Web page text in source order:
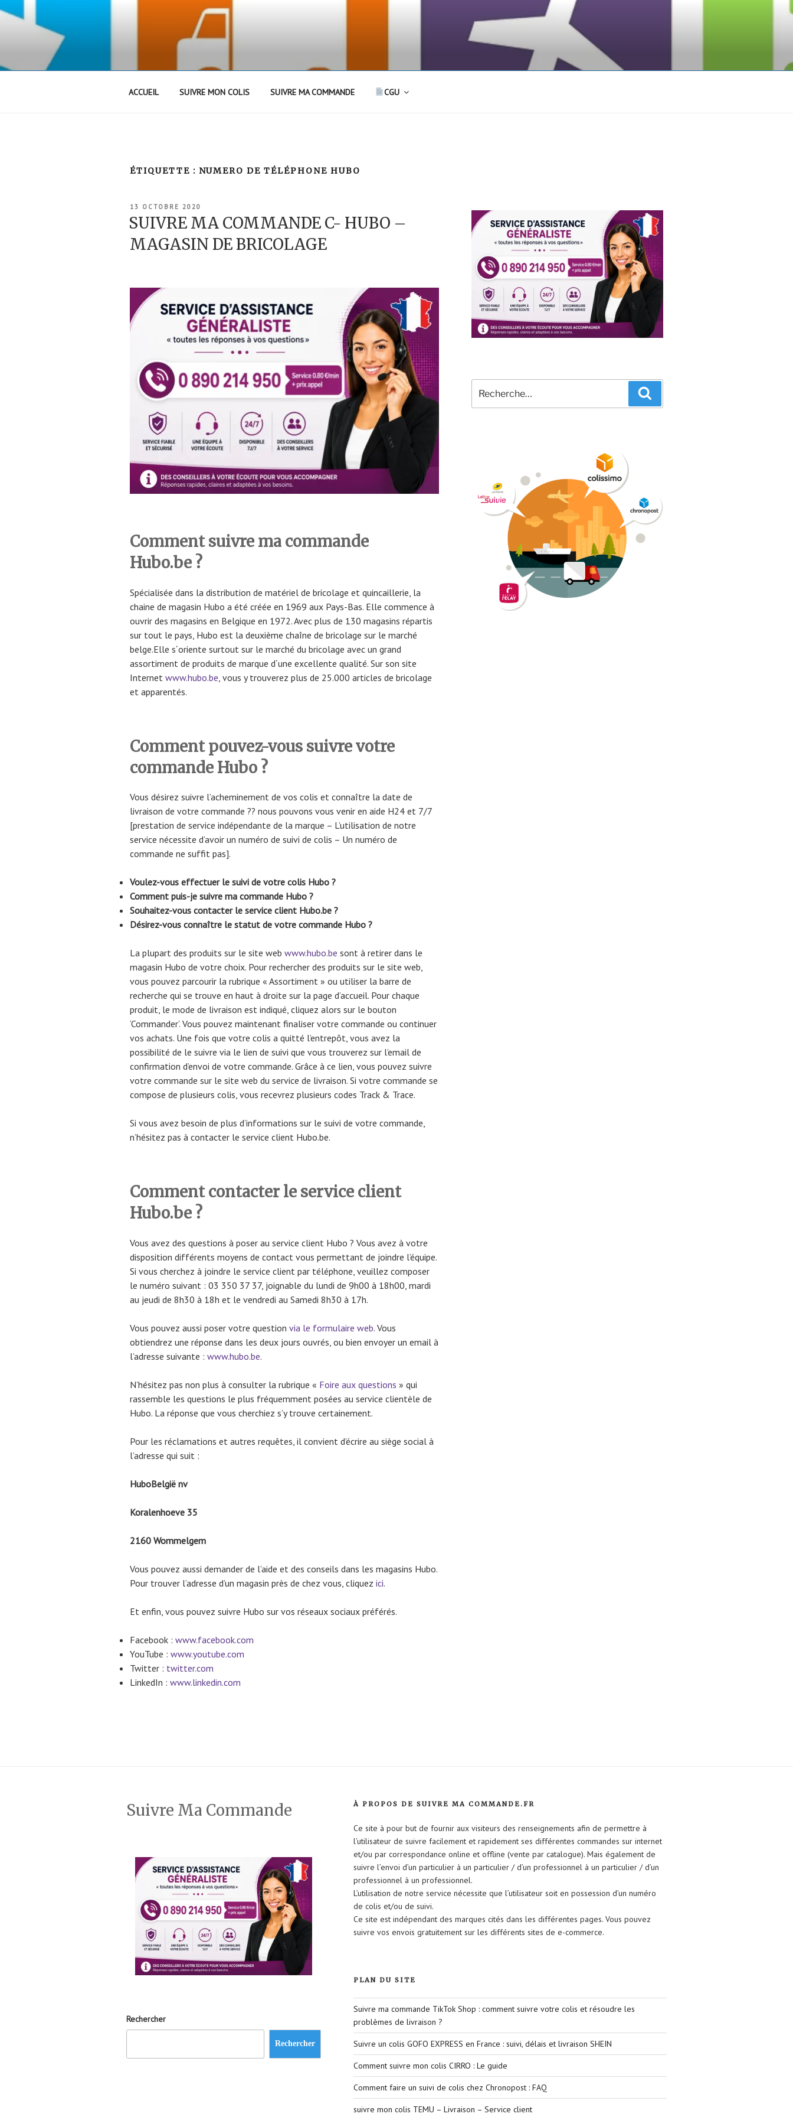
Aller
ACCUEIL SUIVRE MON COLIS SUIVRE MA COMMANDE CGU
ÉTIQUETTE : NUMERO DE TÉLÉPHONE HUBO
PUBLIÉ
LE
13 OCTOBRE 2020
SUIVRE MA COMMANDE C- HUBO –
MAGASIN DE BRICOLAGE
Comment suivre ma commande
Hubo.be ?
Spécialisée dans la distribution de matériel de bricolage et quincaillerie, la
chaine de magasin Hubo a été créée en 1969 aux Pays-Bas. Elle commence à
ouvrir des magasins en Belgique en 1972. Avec plus de 130 magasins répartis
sur tout le pays, Hubo est la deuxième chaîne de bricolage sur le marché
belge.Elle s´oriente surtout sur le marché du bricolage avec un grand
assortiment de produits de marque d´une excellente qualité. Sur son site
Internet www.hubo.be , vous y trouverez plus de 25.000 articles de bricolage
et apparentés.
Comment pouvez-vous suivre votre
commande Hubo ?
Vous désirez suivre l’acheminement de vos colis et connaître la date de
livraison de votre commande ?? nous pouvons vous venir en aide H24 et 7/7
[prestation de service indépendante de la marque – L’utilisation de notre
service nécessite d’avoir un numéro de suivi de colis – Un numéro de
commande ne suffit pas].
Voulez-vous effectuer le suivi de votre colis Hubo ?
Comment puis-je suivre ma commande Hubo ?
Souhaitez-vous contacter le service client Hubo.be ?
Désirez-vous connaître le statut de votre commande Hubo ?
La plupart des produits sur le site web www.hubo.be sont à retirer dans le
magasin Hubo de votre choix. Pour rechercher des produits sur le site web,
vous pouvez parcourir la rubrique « Assortiment » ou utiliser la barre de
recherche qui se trouve en haut à droite sur la page d’accueil. Pour chaque
produit, le mode de livraison est indiqué, cliquez alors sur le bouton
‘Commander’. Vous pouvez maintenant finaliser votre commande ou continuer
vos achats. Une fois que votre colis a quitté l’entrepôt, vous avez la
possibilité de le suivre via le lien de suivi que vous trouverez sur l’email de
confirmation d’envoi de votre commande. Grâce à ce lien, vous pouvez suivre
votre commande sur le site web du service de livraison. Si votre commande se
compose de plusieurs colis, vous recevrez plusieurs codes Track & Trace.
Si vous avez besoin de plus d’informations sur le suivi de votre commande,
n’hésitez pas à contacter le service client Hubo.be.
Comment contacter le service client
Hubo.be ?
Vous avez des questions à poser au service client Hubo ? Vous avez à votre
disposition différents moyens de contact vous permettant de joindre l’équipe.
Si vous cherchez à joindre le service client par téléphone, veuillez composer
le numéro suivant : 03 350 37 37, joignable du lundi de 9h00 à 18h00, mardi
au jeudi de 8h30 à 18h et le vendredi au Samedi 8h30 à 17h.
Vous pouvez aussi poser votre question via le formulaire web. Vous
obtiendrez une réponse dans les deux jours ouvrés, ou bien envoyer un email à
l’adresse suivante : www.hubo.be.
N’hésitez pas non plus à consulter la rubrique « Foire aux questions » qui
rassemble les questions le plus fréquemment posées au service clientèle de
Hubo. La réponse que vous cherchiez s’y trouve certainement.
Pour les réclamations et autres requêtes, il convient d’écrire au siège social à
l’adresse qui suit :
HuboBelgië nv
Koralenhoeve 35
2160 Wommelgem
Vous pouvez aussi demander de l’aide et des conseils dans les magasins Hubo.
Pour trouver l’adresse d’un magasin près de chez vous, cliquez ici.
Et enfin, vous pouvez suivre Hubo sur vos réseaux sociaux préférés.
Facebook : www.facebook.com
YouTube : www.youtube.com
Twitter : twitter.com
LinkedIn : www.linkedin.com
pour
Suivre Ma Commande
Rechercher
Rechercher
À PROPOS DE SUIVRE MA COMMANDE.FR
Ce site à pour but de fournir aux visiteurs des renseignements afin de permettre à
l’utilisateur de suivre facilement et rapidement ses différentes commandes sur internet
et/ou par correspondance online et offline (vente par catalogue). Mais également de
suivre l’envoi d’un particulier à un particulier / d’un professionnel à un particulier / d’un
professionnel à un professionnel.
L’utilisation de notre service nécessite que l’utilisateur soit en possession d’un numéro
de colis et/ou de suivi.
Ce site est indépendant des marques cités dans les différentes pages. Vous pouvez
suivre vos envois gratuitement sur les différents sites de e-commerce.
PLAN DU SITE
Suivre ma commande TikTok Shop : comment suivre votre colis et résoudre les
problèmes de livraison ?
Suivre un colis GOFO EXPRESS en France : suivi, délais et livraison SHEIN
Comment suivre mon colis CIRRO : Le guide
Comment faire un suivi de colis chez Chronopost : FAQ
suivre mon colis TEMU – Livraison – Service client